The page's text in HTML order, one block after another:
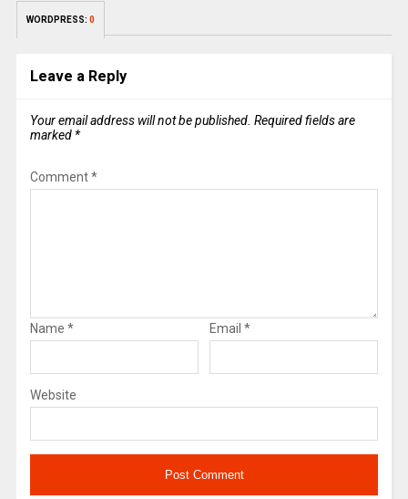
WORDPRESS: 0
Leave a Reply
Your email address will not be published. Required fields are
marked *
Comment*
Name * Email *
Website